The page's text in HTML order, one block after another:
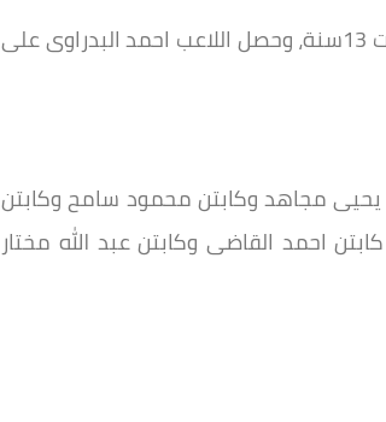
كما حققت اللاعبة ملك شريف واللاعب ادم رجب المركز الخامس تحت 13سنة، وحصل اللاعب احمد البدراوى على
يحيى مجاهد وكابتن محمود سامح وكابتن
احمد القاضى وكابتن عبد الله مختار